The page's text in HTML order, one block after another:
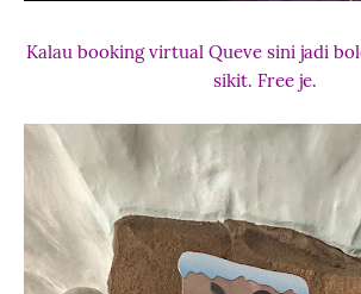
Kalau booking virtual Queve sini jadi
sikit. Free je.